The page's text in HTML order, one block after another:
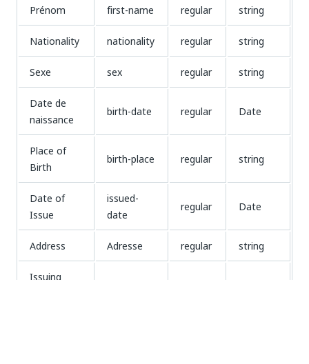
Prénom first-name regular string
Nationality nationality regular string
Sexe sex regular string
Date de
naissance
birth-date regular Date
Place of
Birth
birth-place regular string
Date of
Issue
issued-
date
regular Date
Address Adresse regular string
Issuing